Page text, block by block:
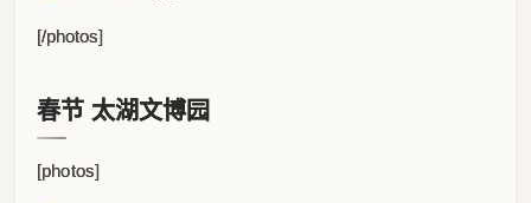
[/photos]
春节 太湖文博园
[photos]